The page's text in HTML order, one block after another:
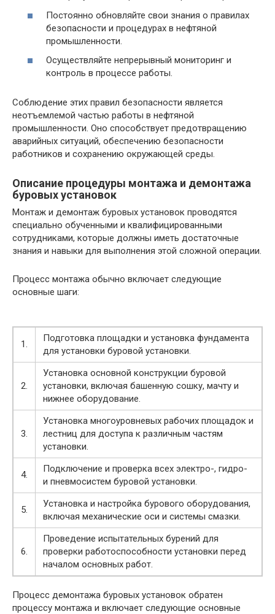
Постоянно обновляйте свои знания о правилах
безопасности и процедурах в нефтяной
промышленности.
Осуществляйте непрерывный мониторинг и
контроль в процессе работы.
Соблюдение этих правил безопасности является
неотъемлемой частью работы в нефтяной
промышленности. Оно способствует предотвращению
аварийных ситуаций, обеспечению безопасности
работников и сохранению окружающей среды.
Описание процедуры монтажа и демонтажа
буровых установок
Монтаж и демонтаж буровых установок проводятся
специально обученными и квалифицированными
сотрудниками, которые должны иметь достаточные
знания и навыки для выполнения этой сложной операции.
Процесс монтажа обычно включает следующие
основные шаги:
1.
Подготовка площадки и установка фундамента
для установки буровой установки.
2.
Установка основной конструкции буровой
установки, включая башенную сошку, мачту и
нижнее оборудование.
3.
Установка многоуровневых рабочих площадок и
лестниц для доступа к различным частям
установки.
4.
Подключение и проверка всех электро-, гидро-
и пневмосистем буровой установки.
5.
Установка и настройка бурового оборудования,
включая механические оси и системы смазки.
6.
Проведение испытательных бурений для
проверки работоспособности установки перед
началом основных работ.
Процесс демонтажа буровых установок обратен
процессу монтажа и включает следующие основные